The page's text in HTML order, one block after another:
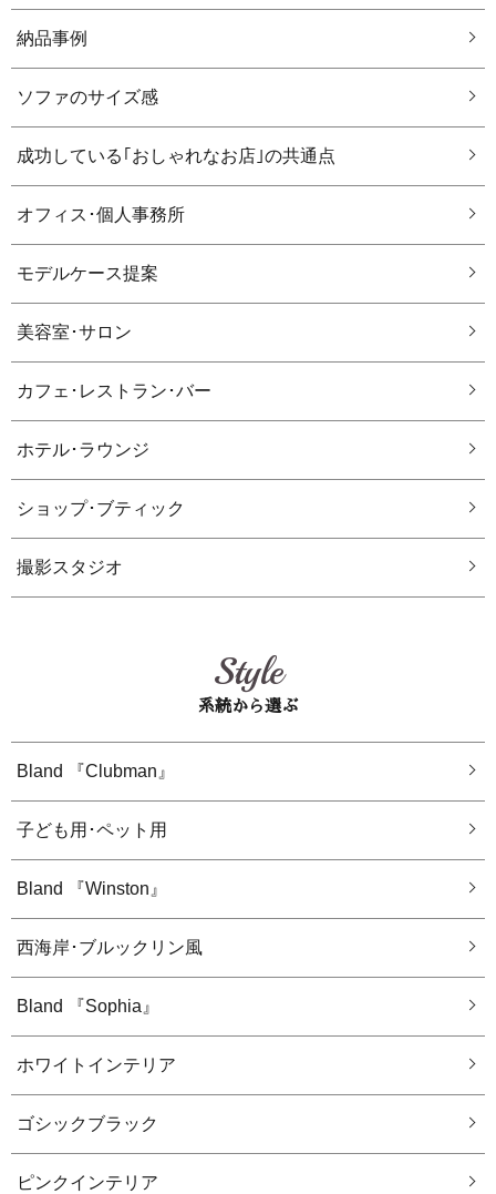
納品事例
ソファのサイズ感
成功している｢おしゃれなお店｣の共通点
オフィス･個人事務所
モデルケース提案
美容室･サロン
カフェ･レストラン･バー
ホテル･ラウンジ
ショップ･ブティック
撮影スタジオ
Style
系統から選ぶ
Bland 『Clubman』
子ども用･ペット用
Bland 『Winston』
西海岸･ブルックリン風
Bland 『Sophia』
ホワイトインテリア
ゴシックブラック
ピンクインテリア